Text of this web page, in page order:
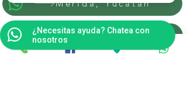
Merida, Yucatan
Resto de la Republica
¿Necesitas ayuda? Chatea con
nosotros